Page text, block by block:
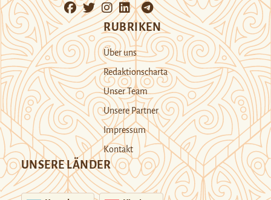
RUBRIKEN
Über uns
Redaktionscharta
Unser Team
Unsere Partner
Impressum
Kontakt
UNSERE LÄNDER